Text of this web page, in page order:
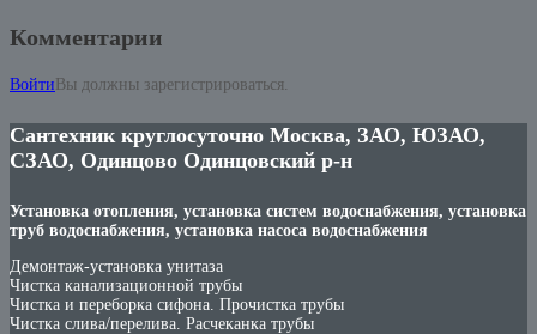
Комментарии
Войти Вы должны зарегистрироваться.
Сантехник круглосуточно Москва, ЗАО, ЮЗАО,
СЗАО, Одинцово Одинцовский р-н
Установка отопления, установка систем водоснабжения, установка
труб водоснабжения, установка насоса водоснабжения
Демонтаж-установка унитаза
Чистка канализационной трубы
Чистка и переборка сифона. Прочистка трубы
Чистка слива/перелива. Расчеканка трубы